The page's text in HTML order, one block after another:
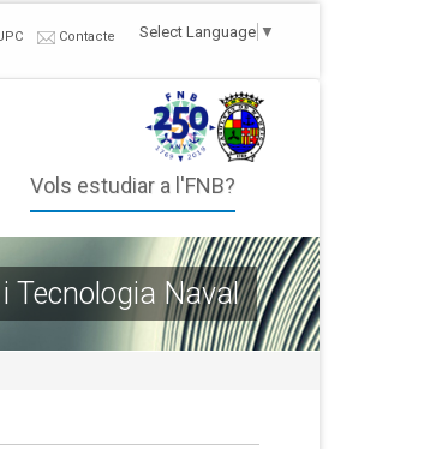
Select Language ▼
Contacte
Vols estudiar a l'FNB?
Tecnologia Naval